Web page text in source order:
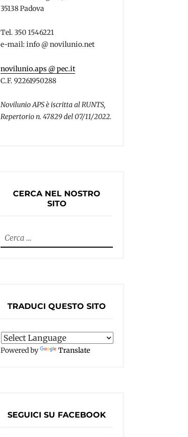
35138 Padova
Tel. 350 1546221
e-mail: info @ novilunio.net
novilunio.aps @ pec.it
C.F. 92261950288
Novilunio APS è iscritta al RUNTS,
Repertorio n. 47829 del 07/11/2022.
CERCA NEL NOSTRO
SITO
Ricerca
per:
TRADUCI QUESTO SITO
Powered by Translate
SEGUICI SU FACEBOOK